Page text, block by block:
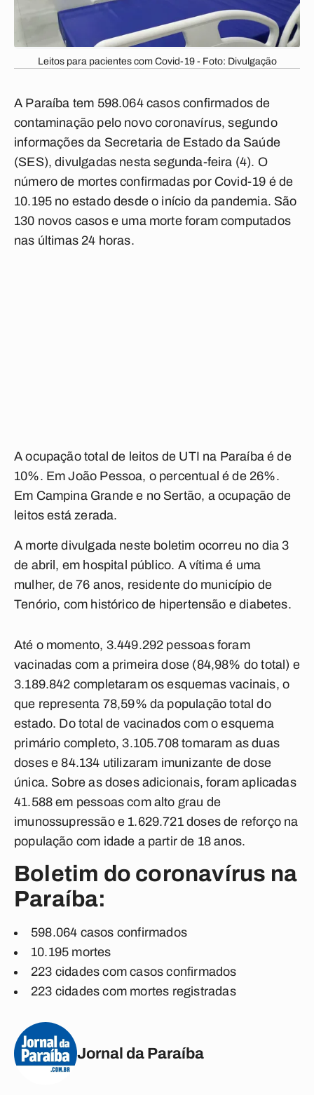
Leitos para pacientes com Covid-19 - Foto: Divulgação
A Paraíba tem 598.064 casos confirmados de
contaminação pelo novo coronavírus, segundo
informações da Secretaria de Estado da Saúde
(SES), divulgadas nesta segunda-feira (4). O
número de mortes confirmadas por Covid-19 é de
10.195 no estado desde o início da pandemia. São
130 novos casos e uma morte foram computados
nas últimas 24 horas.
A ocupação total de leitos de UTI na Paraíba é de
10%. Em João Pessoa, o percentual é de 26%.
Em Campina Grande e no Sertão, a ocupação de
leitos está zerada.
A morte divulgada neste boletim ocorreu no dia 3
de abril, em hospital público. A vítima é uma
mulher, de 76 anos, residente do município de
Tenório, com histórico de hipertensão e diabetes.
Até o momento, 3.449.292 pessoas foram
vacinadas com a primeira dose (84,98% do total) e
3.189.842 completaram os esquemas vacinais, o
que representa 78,59% da população total do
estado. Do total de vacinados com o esquema
primário completo, 3.105.708 tomaram as duas
doses e 84.134 utilizaram imunizante de dose
única. Sobre as doses adicionais, foram aplicadas
41.588 em pessoas com alto grau de
imunossupressão e 1.629.721 doses de reforço na
população com idade a partir de 18 anos.
Boletim do coronavírus na
Paraíba:
598.064 casos confirmados
10.195 mortes
223 cidades com casos confirmados
223 cidades com mortes registradas
Jornal da Paraíba